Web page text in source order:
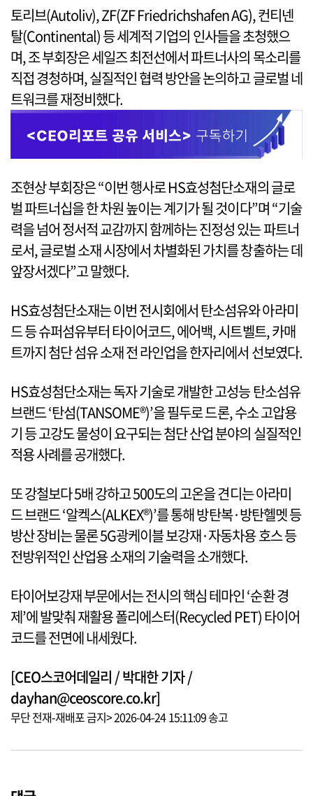
토리브(Autoliv), ZF(ZF Friedrichshafen AG), 컨티넨
탈(Continental) 등 세계적 기업의 인사들을 초청했으
며, 조 부회장은 세일즈 최전선에서 파트너사의 목소리를
직접 경청하며, 실질적인 협력 방안을 논의하고 글로벌 네
트워크를 재정비했다.
조현상 부회장은 “이번 행사로 HS효성첨단소재의 글로
벌 파트너십을 한 차원 높이는 계기가 될 것이다”며 “기술
력을 넘어 정서적 교감까지 함께하는 진정성 있는 파트너
로서, 글로벌 소재 시장에서 차별화된 가치를 창출하는 데
앞장서겠다”고 말했다.
HS효성첨단소재는 이번 전시회에서 탄소섬유와 아라미
드 등 슈퍼섬유부터 타이어코드, 에어백, 시트벨트, 카매
트까지 첨단 섬유 소재 전 라인업을 한자리에서 선보였다.
HS효성첨단소재는 독자 기술로 개발한 고성능 탄소섬유
브랜드 ‘탄섬(TANSOME®)’을 필두로 드론, 수소 고압용
기 등 고강도 물성이 요구되는 첨단 산업 분야의 실질적인
적용 사례를 공개했다.
또 강철보다 5배 강하고 500도의 고온을 견디는 아라미
드 브랜드 ‘알켁스(ALKEX®)’를 통해 방탄복·방탄헬멧 등
방산 장비는 물론 5G광케이블 보강재·자동차용 호스 등
전방위적인 산업용 소재의 기술력을 소개했다.
타이어보강재 부문에서는 전시의 핵심 테마인 ‘순환 경
제’에 발맞춰 재활용 폴리에스터(Recycled PET) 타이어
코드를 전면에 내세웠다.
[CEO스코어데일리 / 박대한 기자 /
dayhan@ceoscore.co.kr]
무단 전재-재배포 금지> 2026-04-24 15:11:09 송고